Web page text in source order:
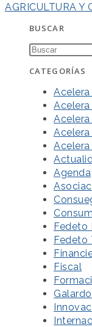
AGRICULTURA Y
BUSCAR
CATEGORÍAS
Acelera
Agenda
Fedeto
Fedeto
Fiscal